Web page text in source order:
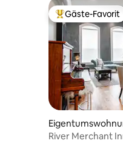
Beliebter Gäste-
Gäste-Favorit
ford
River Merchant